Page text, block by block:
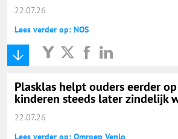
22.07.26
Lees verder op: NOS
Plasklas helpt ouders eerder
kinderen steeds later zindelijk
22.07.26
Lees verder op: Omroep Venlo